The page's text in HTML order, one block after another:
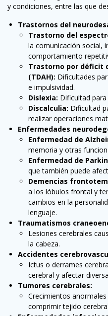
y condiciones, entre las que
Trastornos del
Trastorno del
la comunicación social,
comportamiento
Trastorno por déficit
(TDAH): Dificultades
e impulsividad.
Dislexia: Dificultad
Discalculia: Dificultad
realizar operaciones
Enfermedades
Enfermedad de
memoria y otras
Enfermedad de
que también puede
Demencias
a los lóbulos frontal y
cambios en la
lenguaje.
Traumatismos
Lesiones cerebrales
la cabeza.
Accidentes
Ictus o derrames
cerebral y afectar
Tumores cerebrales:
Crecimientos
comprimir tejido